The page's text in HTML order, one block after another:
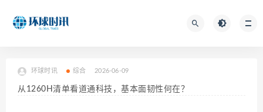
环球时讯 综合 2026-06-09
从1260H清单看道通科技，基本面韧性何在？